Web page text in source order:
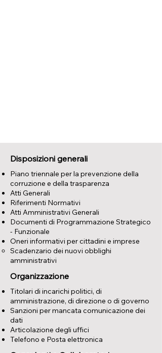
Disposizioni generali
Piano triennale per la prevenzione della
corruzione e della trasparenza
Atti Generali
Riferimenti Normativi
Atti Amministrativi Generali
Documenti di Programmazione Strategico
- Funzionale
Oneri informativi per cittadini e imprese
Scadenzario dei nuovi obblighi
amministrativi
Organizzazione
Titolari di incarichi politici, di
amministrazione, di direzione o di governo
Sanzioni per mancata comunicazione dei
dati
Articolazione degli uffici
Telefono e Posta elettronica